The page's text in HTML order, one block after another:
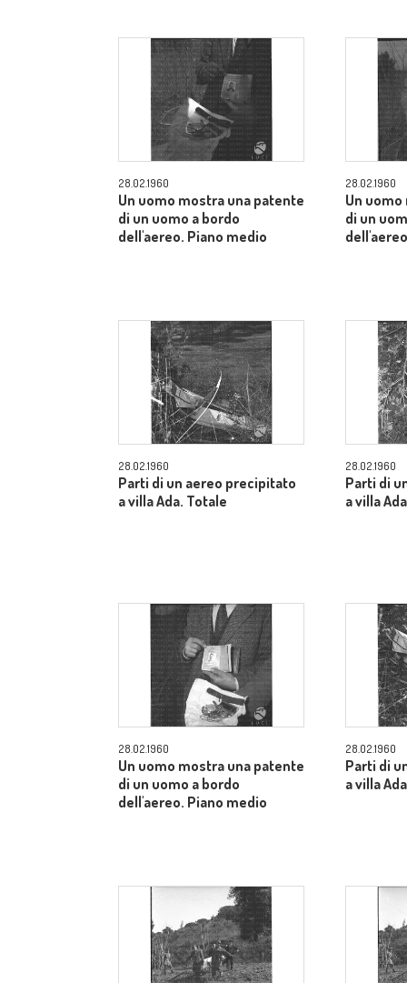
28.02.1960
Un uomo mostra una patente
di un uomo a bordo
dell'aereo. Piano medio
28.02.1960
Un
di un
28.02.1960
Parti di un aereo precipitato
a villa Ada. Totale
28.02.1960
Parti di
a villa
28.02.1960
Un uomo mostra una patente
di un uomo a bordo
dell'aereo. Piano medio
28.02.1960
Parti di
a villa